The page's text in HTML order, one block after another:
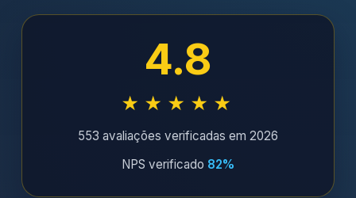
4.8
★★★★★
553 avaliações verificadas em 2026
NPS verificado 82%